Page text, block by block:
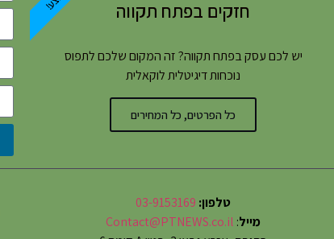
חזקים בפתח תקווה
יש לכם עסק בפתח תקווה? זה המקום שלכם לתפוס
נוכחות דיגיטלית לוקאלית
כל הפרטים, כל המחירים
טלפון: 03-9153169
מייל:
Contact@PTNEWS.co.il